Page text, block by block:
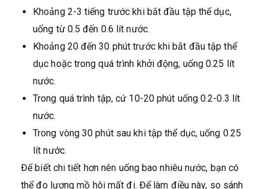
Khoảng 2-3 tiếng trước khi bắt đầu tập thể dục,
uống từ 0.5 đến 0.6 lít nước.
Khoảng 20 đến 30 phút trước khi bắt đầu tập thể
dục hoặc trong quá trình khởi động, uống 0.25 lít
nước.
Trong quá trình tập, cứ 10-20 phút uống 0.2-0.3 lít
nước.
Trong vòng 30 phút sau khi tập thể dục, uống 0.25
lít nước.
Để biết chi tiết hơn nên uống bao nhiêu nước, bạn có
thể đo lượng mồ hôi mất đi. Để làm điều này, so sánh